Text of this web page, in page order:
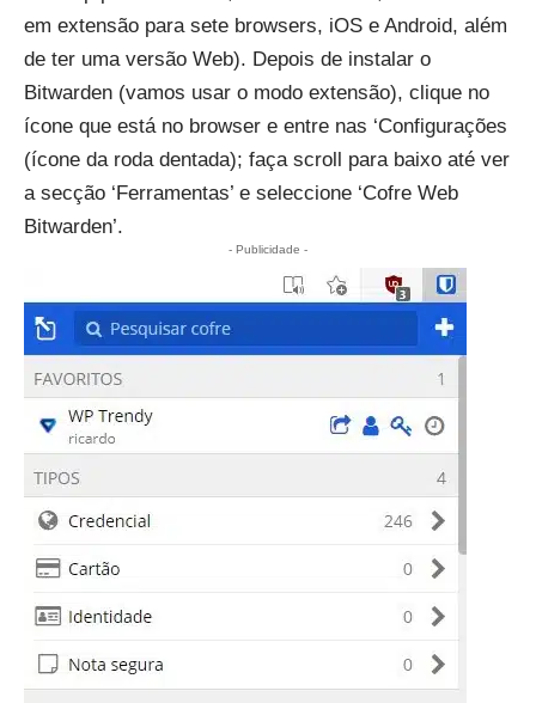
em extensão para sete browsers, iOS e Android, além
de ter uma versão Web). Depois de instalar o
Bitwarden (vamos usar o modo extensão), clique no
ícone que está no browser e entre nas ‘Configurações
(ícone da roda dentada); faça scroll para baixo até ver
a secção ‘Ferramentas’ e seleccione ‘Cofre Web
Bitwarden’.
- Publicidade -